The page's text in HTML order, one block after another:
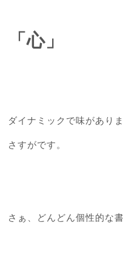
「心」
ダイナミックで味があり
さすがです。
さぁ、どんどん個性的な